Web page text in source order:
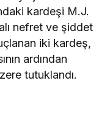
kardeşi M.J.
nefret ve şiddet
iki kardeş,
ardından
tutuklandı.